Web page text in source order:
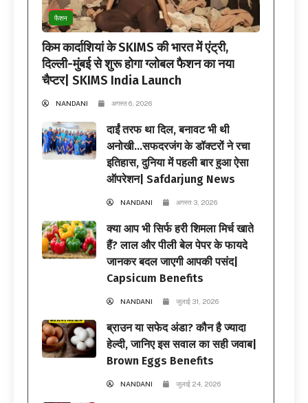
फैशन
किम कार्दाशियां के SKIMS की भारत में एंट्री,
दिल्ली-मुंबई से शुरू होगा ग्लोबल फैशन का नया
चैप्टर| SKIMS India Launch
NANDANI अगस्त 6, 2026
दाईं तरफ था दिल, बनावट भी थी
अनोखी…सफदरजंग के डॉक्टरों ने रचा
इतिहास, दुनिया में पहली बार हुआ ऐसा
ऑपरेशन| Safdarjung News
NANDANI अगस्त 3, 2026
क्या आप भी सिर्फ हरी शिमला मिर्च खाते
हैं? लाल और पीली बेल पेपर के फायदे
जानकर बदल जाएगी आपकी पसंद|
Capsicum Benefits
NANDANI जुलाई 31, 2026
ब्राउन या सफेद अंडा? कौन है ज्यादा
हेल्दी, जानिए इस सवाल का सही जवाब|
Brown Eggs Benefits
NANDANI जुलाई 24, 2026